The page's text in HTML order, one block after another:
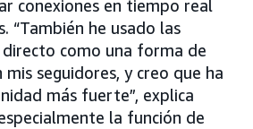
conexiones en tiempo real
“También he usado las
como una forma de
mis seguidores, y creo que ha
más fuerte”, explica
la función de